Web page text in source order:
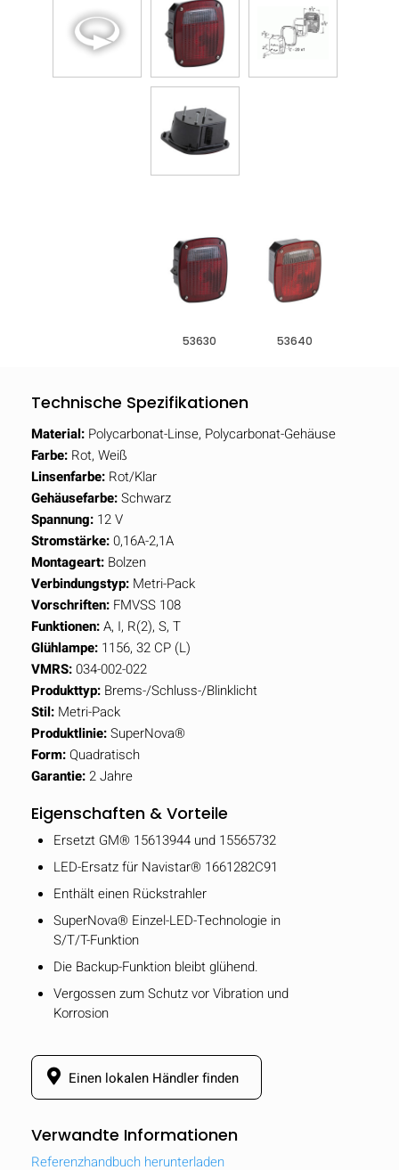
53630 53640
Technische Spezifikationen
Material: Polycarbonat-Linse, Polycarbonat-Gehäuse
Farbe: Rot, Weiß
Linsenfarbe: Rot/Klar
Gehäusefarbe:Schwarz
Spannung: 12 V
Stromstärke:0,16A-2,1A
Montageart: Bolzen
Verbindungstyp: Metri-Pack
Vorschriften: FMVSS 108
Funktionen:A, I, R(2), S, T
Glühlampe: 1156, 32 CP (L)
VMRS:034-002-022
Produkttyp: Brems-/Schluss-/Blinklicht
Stil: Metri-Pack
Produktlinie:SuperNova®
Form:Quadratisch
Garantie:2 Jahre
Eigenschaften & Vorteile
Ersetzt GM® 15613944 und 15565732
LED-Ersatz für Navistar® 1661282C91
Enthält einen Rückstrahler
SuperNova® Einzel-LED-Technologie in
S/T/T-Funktion
Die Backup-Funktion bleibt glühend.
Vergossen zum Schutz vor Vibration und
Korrosion
Einen lokalen Händler finden
Verwandte Informationen
Referenzhandbuch herunterladen